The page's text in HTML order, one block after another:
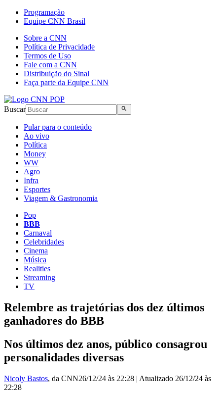
Programação
Equipe CNN Brasil
Sobre a CNN
Política de Privacidade
Termos de Uso
Fale com a CNN
Distribuição do Sinal
Faça parte da Equipe CNN
Buscar
Pular para o conteúdo
Ao vivo
Política
Money
WW
Agro
Infra
Esportes
Viagem & Gastronomia
Pop
BBB
Carnaval
Celebridades
Cinema
Música
Realities
Streaming
TV
Relembre as trajetórias dos dez últimos
ganhadores do BBB
Nos últimos dez anos, público consagrou
personalidades diversas
Nicoly Bastos, da CNN26/12/24 às 22:28 | Atualizado 26/12/24 às
22:28